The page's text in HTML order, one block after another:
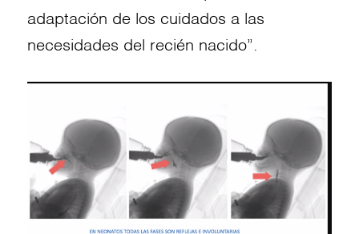
adaptación de los cuidados a las
necesidades del recién nacido”.